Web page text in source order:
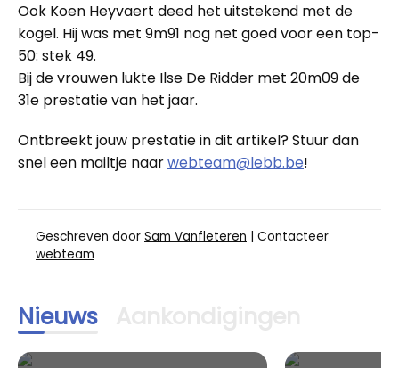
Ook Koen Heyvaert deed het uitstekend met de
kogel. Hij was met 9m91 nog net goed voor een top-
50: stek 49.
Bij de vrouwen lukte Ilse De Ridder met 20m09 de
31e prestatie van het jaar.
Ontbreekt jouw prestatie in dit artikel? Stuur dan
snel een mailtje naarwebteam@lebb.be!
Geschreven door Sam Vanfleteren | Contacteer
webteam
Nieuws